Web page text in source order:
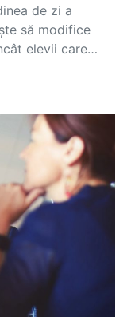
de zi a
să modifice
elevii care…